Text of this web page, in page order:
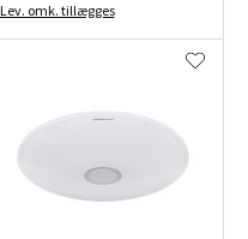
Lev. omk. tillægges